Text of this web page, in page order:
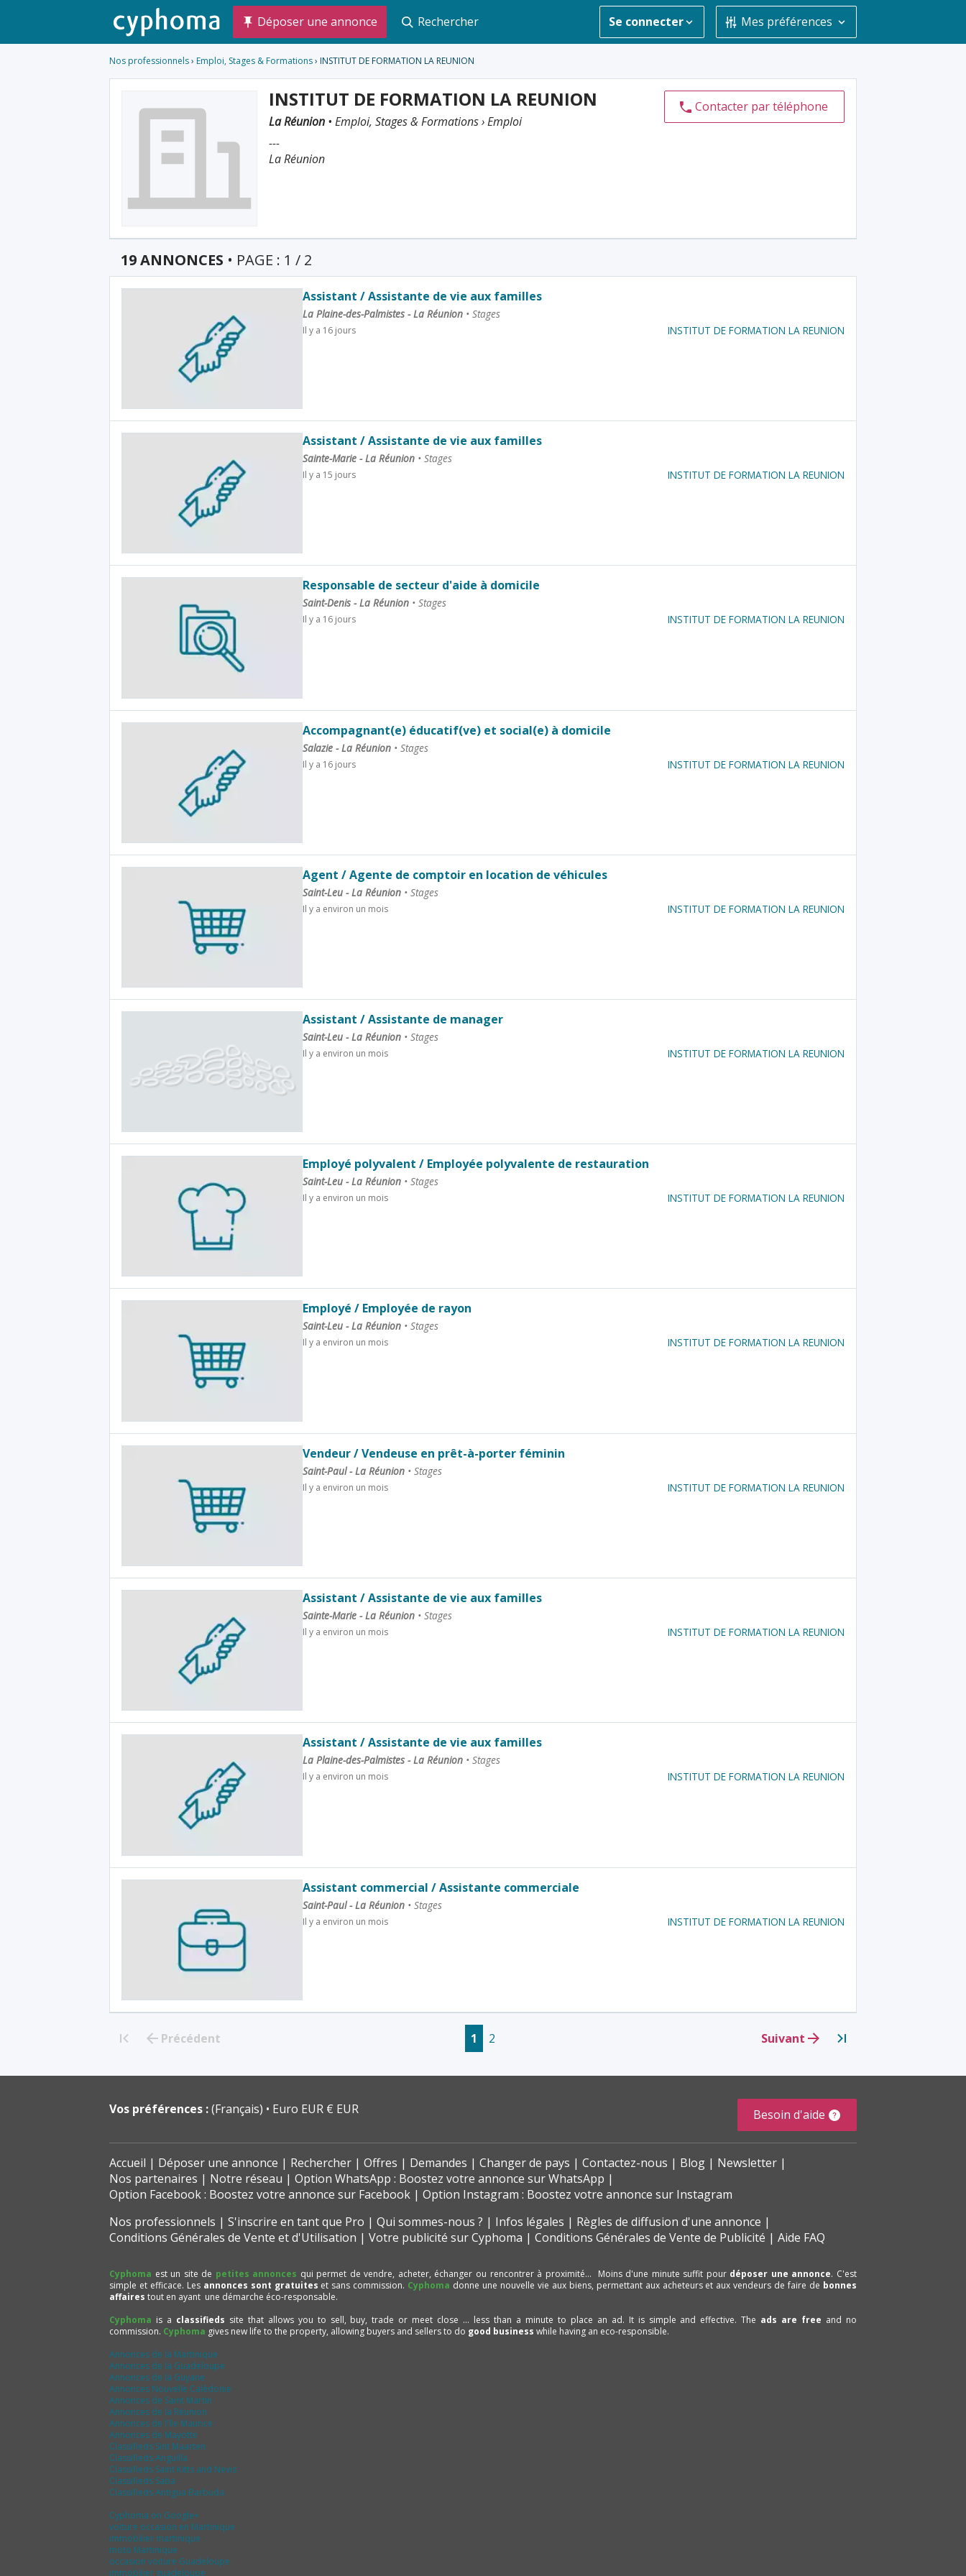
Déposer une annonce Rechercher Se connecter Mes préférences
Nos professionnels› Emploi, Stages & Formations› INSTITUT DE FORMATION LA REUNION
INSTITUT DE FORMATION LA REUNION
La Réunion • Emploi, Stages & Formations › Emploi
---
La Réunion
Contacter par téléphone
19 ANNONCES • PAGE : 1 / 2
Assistant / Assistante de vie aux familles
La Plaine-des-Palmistes - La Réunion • Stages
Il y a 16 jours INSTITUT DE FORMATION LA REUNION
Assistant / Assistante de vie aux familles
Sainte-Marie - La Réunion • Stages
Il y a 15 jours INSTITUT DE FORMATION LA REUNION
Responsable de secteur d'aide à domicile
Saint-Denis - La Réunion • Stages
Il y a 16 jours INSTITUT DE FORMATION LA REUNION
Accompagnant(e) éducatif(ve) et social(e) à domicile
Salazie - La Réunion • Stages
Il y a 16 jours INSTITUT DE FORMATION LA REUNION
Agent / Agente de comptoir en location de véhicules
Saint-Leu - La Réunion • Stages
Il y a environ un mois INSTITUT DE FORMATION LA REUNION
Assistant / Assistante de manager
Saint-Leu - La Réunion • Stages
Il y a environ un mois INSTITUT DE FORMATION LA REUNION
Employé polyvalent / Employée polyvalente de restauration
Saint-Leu - La Réunion • Stages
Il y a environ un mois INSTITUT DE FORMATION LA REUNION
Employé / Employée de rayon
Saint-Leu - La Réunion • Stages
Il y a environ un mois INSTITUT DE FORMATION LA REUNION
Vendeur / Vendeuse en prêt-à-porter féminin
Saint-Paul - La Réunion • Stages
Il y a environ un mois INSTITUT DE FORMATION LA REUNION
Assistant / Assistante de vie aux familles
Sainte-Marie - La Réunion • Stages
Il y a environ un mois INSTITUT DE FORMATION LA REUNION
Assistant / Assistante de vie aux familles
La Plaine-des-Palmistes - La Réunion • Stages
Il y a environ un mois INSTITUT DE FORMATION LA REUNION
Assistant commercial / Assistante commerciale
Saint-Paul - La Réunion • Stages
Il y a environ un mois INSTITUT DE FORMATION LA REUNION
<< Précédent 1 2 Suivant >>
Vos préférences :(Français) Euro EUR € EUR Besoin d'aide
Accueil Déposer une annonce Rechercher Offres Demandes Changer de pays Contactez-nous Blog
Newsletter
Nos partenaires
Notre réseau
Option WhatsApp : Boostez votre annonce sur WhatsApp
Option Facebook : Boostez votre annonce sur Facebook
Option Instagram : Boostez votre annonce sur Instagram
Nos professionnels
S'inscrire en tant que Pro Qui sommes-nous ? Infos légales
Règles de diffusion d'une annonce
Conditions Générales de Vente et d'Utilisation
Votre publicité sur Cyphoma Conditions Générales de Vente de Publicité Aide FAQ
Cyphoma est un site de petites annonces qui permet de vendre, acheter, échanger ou rencontrer à proximité… Moins d'une minute suffit pour déposer une annonce. C'est
simple et efficace. Les annonces sont gratuites et sans commission. Cyphoma donne une nouvelle vie aux biens, permettant aux acheteurs et aux vendeurs de faire de bonnes
affaires tout en ayant une démarche éco-responsable.
Cyphoma is a classifieds site that allows you to sell, buy, trade or meet close ... less than a minute to place an ad. It is simple and effective. The ads are free and no
commission. Cyphoma gives new life to the property, allowing buyers and sellers to do good business while having an eco-responsible.
Annonces de la Martinique
Annonces de la Guadeloupe
Annonces de la Guyane
Annonces Nouvelle Calédonie
Annonces de Saint Martin
Annonces de la Réunion
Annonces de l'Ile Maurice
Annonces de Mayotte
Classifieds Sint Maarten
Classifieds Anguilla
Classifieds Saint Kitts and Nevis
Classifieds Saba
Classifieds Antigua Barbuda
Cyphoma on Google+
voiture occasion en Martinique
immobilier martinique
moto Martinique
occasion voiture Guadeloupe
immobilier guadeloupe